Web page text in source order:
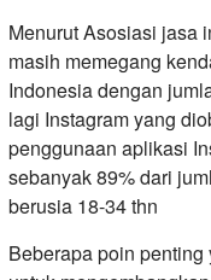
Menurut Asosiasi jasa
masih memegang
Indonesia dengan
lagi Instagram yang
penggunaan aplikasi
sebanyak 89% dari
berusia 18-34 thn
Beberapa poin penting